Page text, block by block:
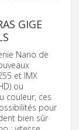
GIGE
Nano de
et IMX
ou
couleur, ces
pour
bien sûr